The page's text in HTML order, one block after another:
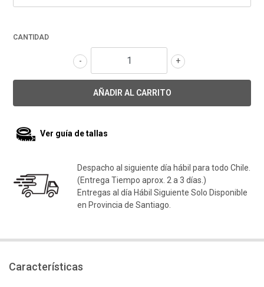
CANTIDAD
+
-
Ver guía de tallas
Despacho al siguiente día hábil para todo Chile.
(Entrega Tiempo aprox. 2 a 3 días.)
Entregas al día Hábil Siguiente Solo Disponible
en Provincia de Santiago.
Características